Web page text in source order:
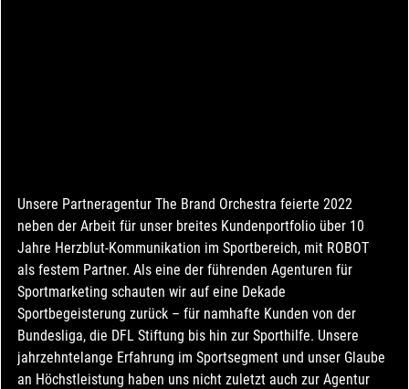
Unsere Partneragentur The Brand Orchestra feierte 2022
neben der Arbeit für unser breites Kundenportfolio über 10
Jahre Herzblut-Kommunikation im Sportbereich, mit ROBOT
als festem Partner. Als eine der führenden Agenturen für
Sportmarketing schauten wir auf eine Dekade
Sportbegeisterung zurück – für namhafte Kunden von der
Bundesliga, die DFL Stiftung bis hin zur Sporthilfe. Unsere
jahrzehntelange Erfahrung im Sportsegment und unser Glaube
an Höchstleistung haben uns nicht zuletzt auch zur Agentur